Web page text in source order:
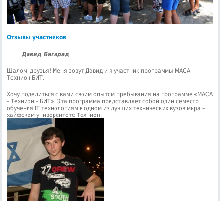
Отзывы участников
Давид Багарад
Шалом, друзья! Меня зовут Давид и я участник программы МАСА
Технион БИТ.
Хочу поделиться с вами своим опытом пребывания на программе «МАСА
– Технион – БИТ». Эта программа представляет собой один семестр
обучения IT технологиям в одном из лучших технических вузов мира –
хайфском университете Технион.